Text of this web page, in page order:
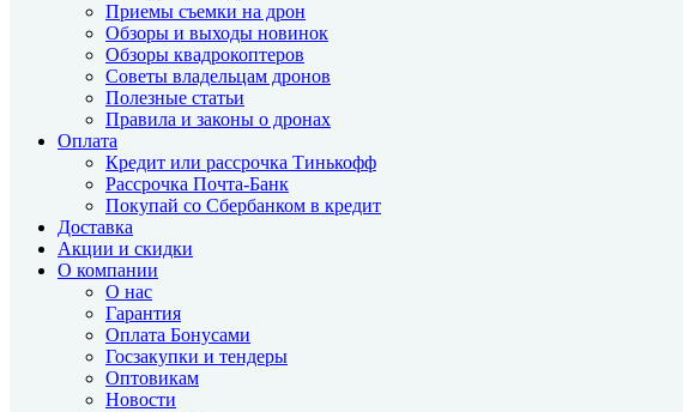
Приемы съемки на дрон
Обзоры и выходы новинок
Обзоры квадрокоптеров
Советы владельцам дронов
Полезные статьи
Правила и законы о дронах
Оплата
Кредит или рассрочка Тинькофф
Рассрочка Почта-Банк
Покупай со Сбербанком в кредит
Доставка
Акции и скидки
О компании
О нас
Гарантия
Оплата Бонусами
Госзакупки и тендеры
Оптовикам
Новости